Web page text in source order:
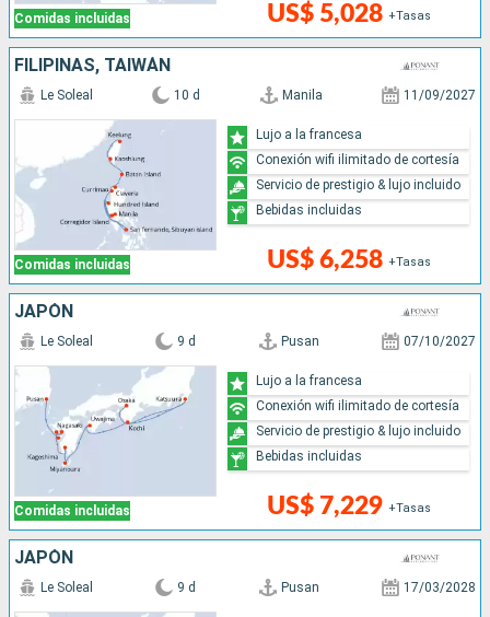
Comidas incluidas US$ 5,028 +Tasas
FILIPINAS, TAIWÁN
Comidas incluidas
Le Soleal 10 d Manila 11/09/2027
US$ 6,258 +Tasas
Lujo a la francesa
Conexión wifi ilimitado de cortesía
Servicio de prestigio & lujo incluido
Bebidas incluidas
JAPÓN
Comidas incluidas
Le Soleal 9 d Pusan 07/10/2027
US$ 7,229 +Tasas
Lujo a la francesa
Conexión wifi ilimitado de cortesía
Servicio de prestigio & lujo incluido
Bebidas incluidas
JAPÓN
Le Soleal 9 d Pusan 17/03/2028